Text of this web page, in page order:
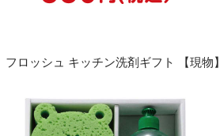
フロッシュ キッチン洗剤ギフト 【現物】